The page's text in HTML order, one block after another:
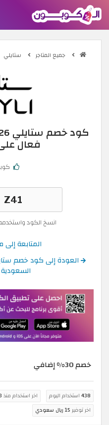
جميع المتاجر ستايلي
فعال
انسخ الكود
المتابعة
السعودية
خصم 30% إضافي
438 استخدام اليوم اخر استخدام منذ3
اخر توفير 15 ريال سعودي